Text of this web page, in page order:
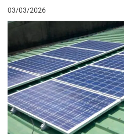
03/03/2026